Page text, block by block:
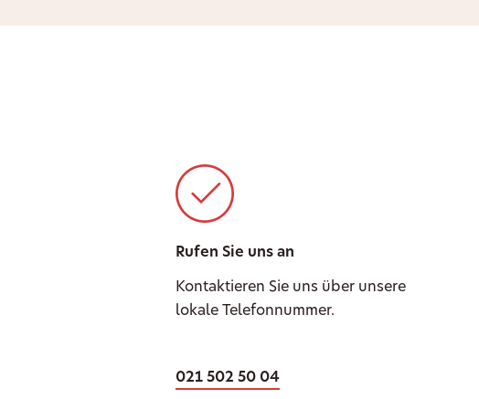
Rufen Sie uns an
Kontaktieren Sie uns über unsere
lokale Telefonnummer.
021 502 50 04